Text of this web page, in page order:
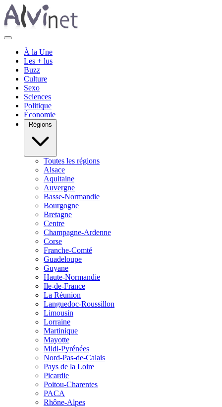
À la Une
Les + lus
Buzz
Culture
Sexo
Sciences
Politique
Économie
Régions
Toutes les régions
Alsace
Aquitaine
Auvergne
Basse-Normandie
Bourgogne
Bretagne
Centre
Champagne-Ardenne
Corse
Franche-Comté
Guadeloupe
Guyane
Haute-Normandie
Ile-de-France
La Réunion
Languedoc-Roussillon
Limousin
Lorraine
Martinique
Mayotte
Midi-Pyrénées
Nord-Pas-de-Calais
Pays de la Loire
Picardie
Poitou-Charentes
PACA
Rhône-Alpes